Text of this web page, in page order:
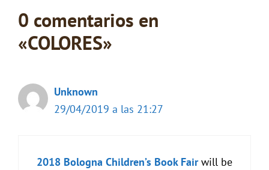
0 comentarios en
«COLORES»
Unknown
29/04/2019 a las 21:27
2018 Bologna Children’s Book Fairwill be